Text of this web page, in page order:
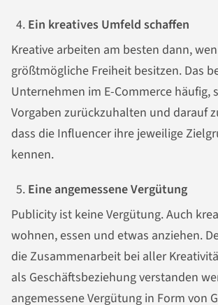
Ein kreatives Umfeld schaffen
Kreative arbeiten am besten dann,
größtmögliche Freiheit besitzen. Das
Unternehmen im E-Commerce häufig,
Vorgaben zurückzuhalten und darauf
dass die Influencer ihre jeweilige
kennen.
Eine angemessene Vergütung
Publicity ist keine Vergütung. Auch
wohnen, essen und etwas anziehen.
die Zusammenarbeit bei aller
als Geschäftsbeziehung verstanden
angemessene Vergütung in Form von